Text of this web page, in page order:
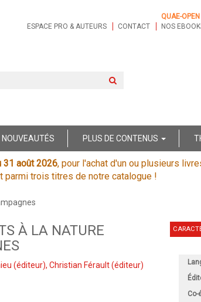
ESPACE PRO & AUTEURS CONTACT
QUAE-OPEN
NOS
NOUVEAUTÉS PLUS DE CONTENUS
31 août 2026, pour l'achat d'un ou plusieurs
parmi trois titres de notre catalogue !
À LA NATURE
(éditeur), Christian Férault(éditeur)
Co-